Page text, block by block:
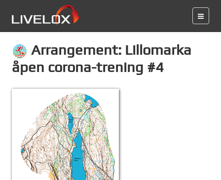
Arrangement: Lillomarka
åpen corona-trening #4